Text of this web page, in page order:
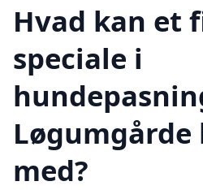
Hvad kan et
speciale i
med?